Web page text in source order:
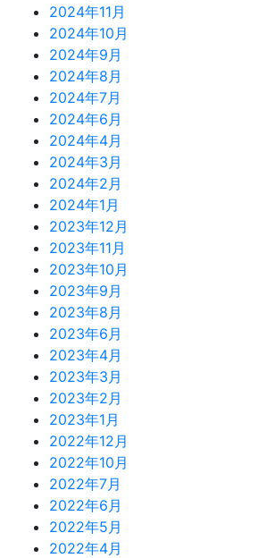
2024年11月
2024年10月
2024年9月
2024年8月
2024年7月
2024年6月
2024年4月
2024年3月
2024年2月
2024年1月
2023年12月
2023年11月
2023年10月
2023年9月
2023年8月
2023年6月
2023年4月
2023年3月
2023年2月
2023年1月
2022年12月
2022年10月
2022年7月
2022年6月
2022年5月
2022年4月